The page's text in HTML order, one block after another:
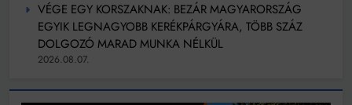
VÉGE EGY KORSZAKNAK: BEZÁR MAGYARORSZÁG
EGYIK LEGNAGYOBB KERÉKPÁRGYÁRA, TÖBB SZÁZ
DOLGOZÓ MARAD MUNKA NÉLKÜL
2026.08.07.